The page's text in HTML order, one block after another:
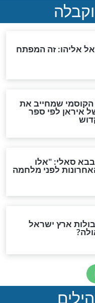
אפיקורסות
מאוד של
המשיח יהיה
וביטול